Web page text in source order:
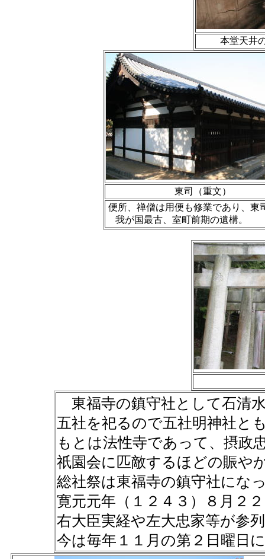
本堂天井
東司（重文）
便所、禅僧は用便も修業であり、東
我が国最古、室町前期の遺構。
東福寺の鎮守社として石清
五社を祀るので五社明神社と
もとは法性寺であって、摂政
祇園会に匹敵するほどの賑や
総社祭は東福寺の鎮守社にな
寛元元年（１２４３）８月２
右大臣実経や左大忠家等が参
今は毎年１１月の第２日曜日